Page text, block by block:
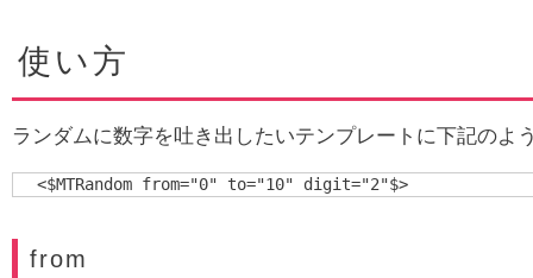
使い方
ランダムに数字を吐き出したいテンプレートに下記のよ
<$MTRandom from="0" to="10" digit="2"$>
from